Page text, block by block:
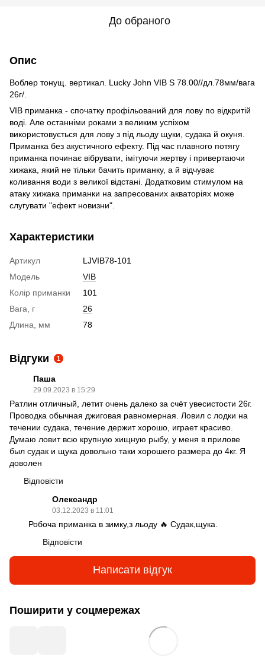
До обраного
Опис
Воблер тонущ. вертикал. Lucky John VIB S 78.00//дл.78мм/вага
26г/.
VIB приманка - спочатку профільований для лову по відкритій
воді. Але останніми роками з великим успіхом
використовується для лову з під льоду щуки, судака й окуня.
Приманка без акустичного ефекту. Під час плавного потягу
приманка починає вібрувати, імітуючи жертву і привертаючи
хижака, який не тільки бачить приманку, а й відчуває
коливання води з великої відстані. Додатковим стимулом на
атаку хижака приманки на запресованих акваторіях може
слугувати "ефект новизни".
Характеристики
Артикул
LJVIB78-101
Модель
VIB
Колір приманки
101
Вага, г
26
Длина, мм
78
Відгуки 1
Паша
29.09.2023 в 15:29
Ратлин отличный, летит очень далеко за счёт увесистости 26г.
Проводка обычная джиговая равномерная. Ловил с лодки на
течении судака, течение держит хорошо, играет красиво.
Думаю ловит всю крупную хищную рыбу, у меня в прилове
был судак и щука довольно таки хорошего размера до 4кг. Я
доволен
Відповісти
Олександр
03.12.2023 в 11:01
Робоча приманка в зимку,з льоду 🔥 Судак,щука.
Відповісти
Написати відгук
Поширити у соцмережах